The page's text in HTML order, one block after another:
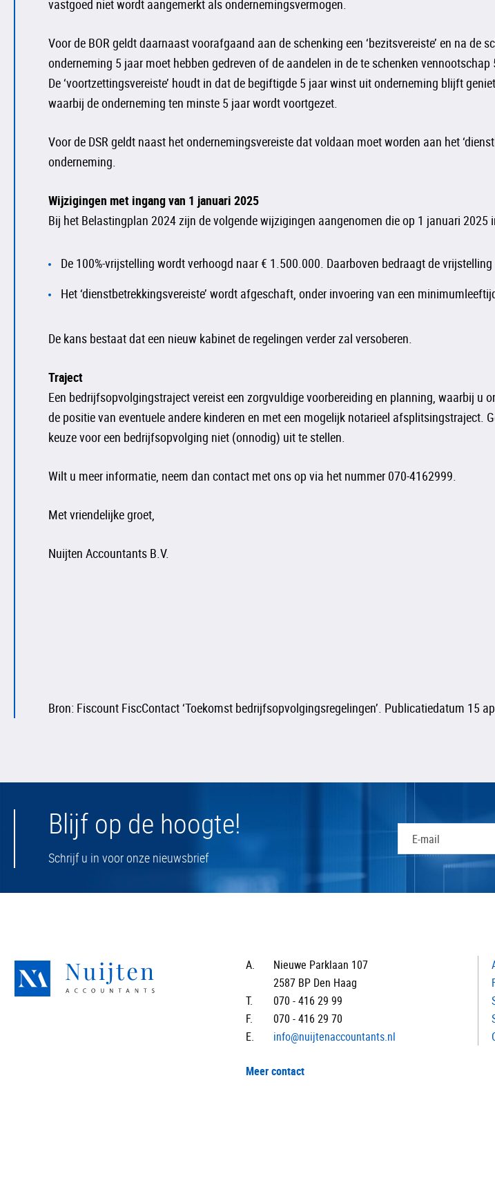
vastgoed niet wordt aangemerkt als ondernemingsvermogen.
Voor de BOR geldt daarnaast voorafgaand aan de schenking een ‘bezitsvereiste’ en na de
onderneming 5 jaar moet hebben gedreven of de aandelen in de te schenken
De ‘voortzettingsvereiste’ houdt in dat de begiftigde 5 jaar winst uit onderneming blijft
waarbij de onderneming ten minste 5 jaar wordt voortgezet.
Voor de DSR geldt naast het ondernemingsvereiste dat voldaan moet worden aan het
onderneming.
Wijzigingen met ingang van 1 januari 2025
Bij het Belastingplan 2024 zijn de volgende wijzigingen aangenomen die op 1 januari 2025
De 100%-vrijstelling wordt verhoogd naar € 1.500.000. Daarboven bedraagt de vrijstelling
Het ‘dienstbetrekkingsvereiste’ wordt afgeschaft, onder invoering van een
De kans bestaat dat een nieuw kabinet de regelingen verder zal versoberen.
Traject
Een bedrijfsopvolgingstraject vereist een zorgvuldige voorbereiding en planning, waarbij u
de positie van eventuele andere kinderen en met een mogelijk notarieel afsplitsingstraject.
keuze voor een bedrijfsopvolging niet (onnodig) uit te stellen.
Wilt u meer informatie, neem dan contact met ons op via het nummer 070-4162999.
Met vriendelijke groet,
Nuijten Accountants B.V.
Bron: Fiscount FiscContact ‘Toekomst bedrijfsopvolgingsregelingen’. Publicatiedatum 15
Blijf op de hoogte!
Schrijf u in voor onze nieuwsbrief
A.
Nieuwe Parklaan 107
2587 BP Den Haag
T.
070 - 416 29 99
F.
070 - 416 29 70
E.
info@nuijtenaccountants.nl
Meer contact